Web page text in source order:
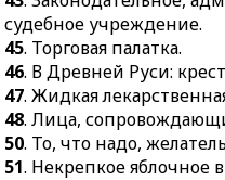
судебное учреждение.
45. Торговая палатка.
46. В Древней Руси:
47. Жидкая
48. Лица,
50. То, что надо,
51. Некрепкое яблочное